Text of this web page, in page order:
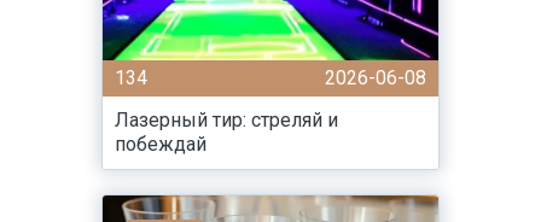
134
2026-06-08
Лазерный тир: стреляй и
побеждай